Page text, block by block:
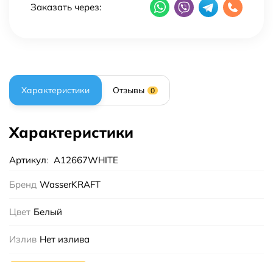
Заказать через:
Характеристики Отзывы 0
Характеристики
Артикул: A12667WHITE
Бренд WasserKRAFT
Цвет Белый
Излив Нет излива